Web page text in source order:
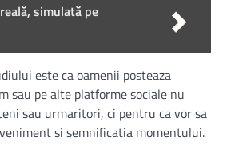
simulată pe
este ca oamenii posteaza
sau pe alte platforme sociale nu
sau urmaritori, ci pentru ca vor sa
si semnificatia momentului.